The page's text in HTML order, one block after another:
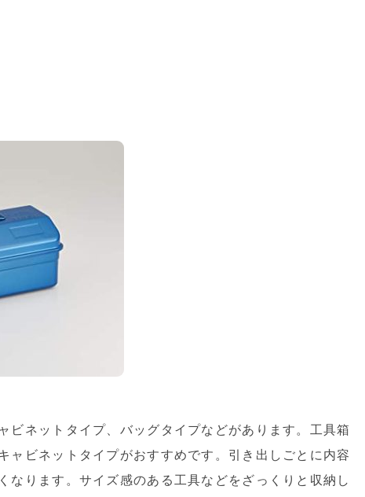
ビネットタイプ、バッグタイプなどがあります。工具箱
ャビネットタイプがおすすめです。引き出しごとに内容
なります。サイズ感のある工具などをざっくりと収納し